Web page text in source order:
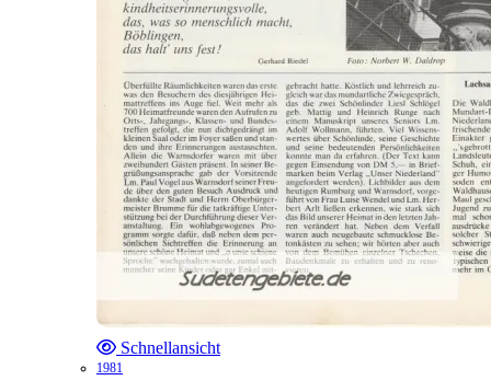
Schnellansicht
1981